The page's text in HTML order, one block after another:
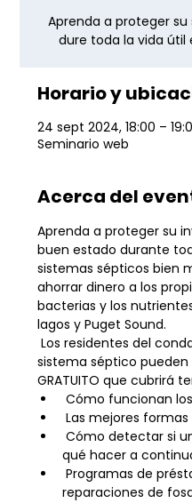
Aprenda a proteger
dure toda la vida útil
Horario y
24 sept 2024, 18:00 –
Seminario web
Acerca del
Aprenda a proteger su
buen estado durante
sistemas sépticos bien
ahorrar dinero a los
bacterias y los
lagos y Puget Sound.
Los residentes del condado de Kitsap con un
sistema séptico pueden
GRATUITO que cubrirá
Cómo funcionan
Las mejores
Cómo detectar si un sistema está fallando y
qué hacer a
Programas de préstamos a bajo interés para
reparaciones de